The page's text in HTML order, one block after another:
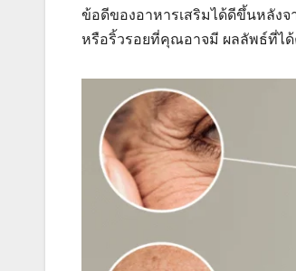
ข้อดีของอาหารเสริมได้ดีขึ้นหลัง
หรือริ้วรอยที่คุณอาจมี ผลลัพธ์ที่ไ